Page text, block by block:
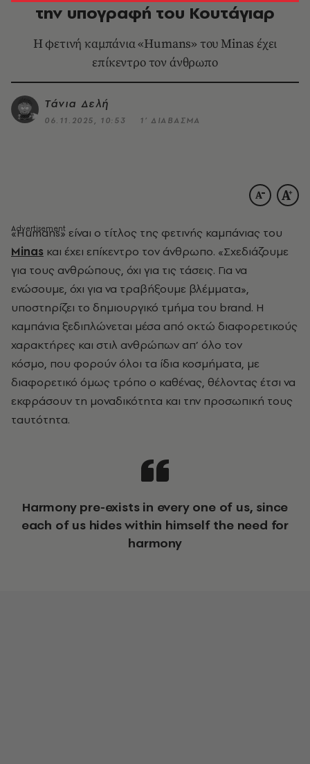
την υπογραφή του Κουτάγιαρ
H φετινή καμπάνια «Humans» του Minas έχει
επίκεντρο τον άνθρωπο
Τάνια Δελή
06.11.2025, 10:53 1’ ΔΙΑΒΑΣΜΑ
«Ηumans» είναι ο τίτλος της φετινής καμπάνιας του
Minas και έχει επίκεντρο τον άνθρωπο. «Σχεδιάζουμε
για τους ανθρώπους, όχι για τις τάσεις. Για να
ενώσουμε, όχι για να τραβήξουμε βλέμματα»,
υποστηρίζει το δημιουργικό τμήμα του brand. H
καμπάνια ξεδιπλώνεται μέσα από οκτώ διαφορετικούς
χαρακτήρες και στιλ ανθρώπων απ’ όλο τον
κόσμο, που φορούν όλοι τα ίδια κοσμήματα, με
διαφορετικό όμως τρόπο ο καθένας, θέλοντας έτσι να
εκφράσουν τη μοναδικότητα και την προσωπική τους
ταυτότητα.
Harmony pre-exists in every one of us, since
each of us hides within himself the need for
harmony